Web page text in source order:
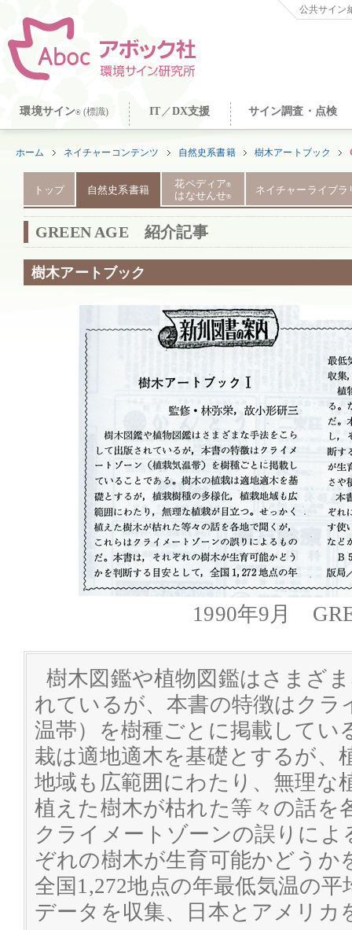
公共サイン
環境サイン® (標識) IT ／DX支援 サイン調査・点検
ホーム ネイチャーコンテンツ 自然史系書籍 樹木アートブック
トップ 自然史系書籍
花ペディア®
はなせんせ®
ネイチャーライブラ
GREEN AGE 紹介記事
樹木アートブック
1990年9月
樹木図鑑や植物図鑑はさまざ
れているが、本書の特徴はクラ
温帯）を樹種ごとに掲載してい
栽は適地適木を基礎とするが、
地域も広範囲にわたり、無理な
植えた樹木が枯れた等々の話を
クライメートゾーンの誤りに
ぞれの樹木が生育可能かどうか
全国1,272地点の年最低気温の
データを収集、日本とアメリカ